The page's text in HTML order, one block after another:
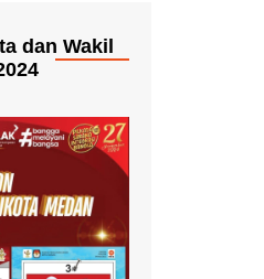
dan Wakil